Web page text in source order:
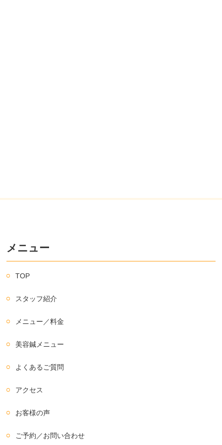
メニュー
TOP
スタッフ紹介
メニュー／料金
美容鍼メニュー
よくあるご質問
アクセス
お客様の声
ご予約／お問い合わせ